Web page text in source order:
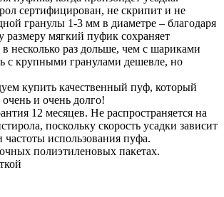
сертифицирован, не скрипит и не
гранулы 1-3 мм в диаметре – благодаря
размеру мягкий пуфик сохраняет
несколько раз дольше, чем с шариками
с крупными гранулами дешевле, но
купить качественный пуф, который
и очень долго!
12 месяцев. Не распространяется на
поскольку скорость усадки зависит
частоты использования пуфа.
полиэтиленовых пакетах.